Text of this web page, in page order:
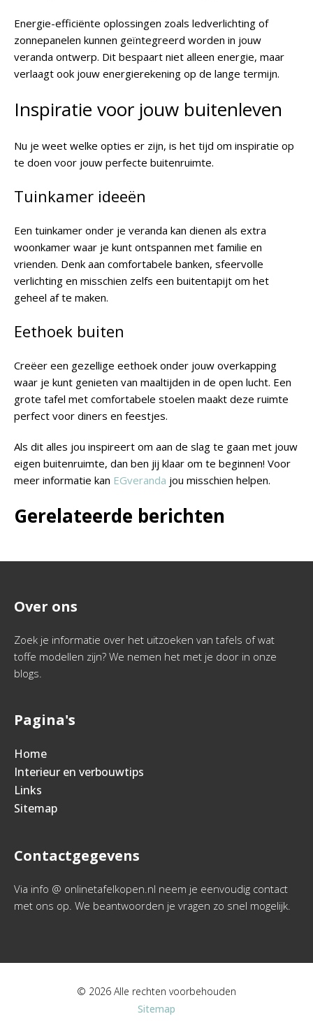
Energie-efficiënte oplossingen zoals ledverlichting of
zonnepanelen kunnen geïntegreerd worden in jouw
veranda ontwerp. Dit bespaart niet alleen energie, maar
verlaagt ook jouw energierekening op de lange termijn.
Inspiratie voor jouw buitenleven
Nu je weet welke opties er zijn, is het tijd om inspiratie op
te doen voor jouw perfecte buitenruimte.
Tuinkamer ideeën
Een tuinkamer onder je veranda kan dienen als extra
woonkamer waar je kunt ontspannen met familie en
vrienden. Denk aan comfortabele banken, sfeervolle
verlichting en misschien zelfs een buitentapijt om het
geheel af te maken.
Eethoek buiten
Creëer een gezellige eethoek onder jouw overkapping
waar je kunt genieten van maaltijden in de open lucht. Een
grote tafel met comfortabele stoelen maakt deze ruimte
perfect voor diners en feestjes.
Als dit alles jou inspireert om aan de slag te gaan met jouw
eigen buitenruimte, dan ben jij klaar om te beginnen! Voor
meer informatie kan EGveranda jou misschien helpen.
Gerelateerde berichten
Over ons
Zoek je informatie over het uitzoeken van tafels of wat
toffe modellen zijn? We nemen het met je door in onze
blogs.
Pagina's
Home
Interieur en verbouwtips
Links
Sitemap
Contactgegevens
Via info @ onlinetafelkopen.nl neem je eenvoudig contact
met ons op. We beantwoorden je vragen zo snel mogelijk.
© 2026 Alle rechten voorbehouden
Sitemap